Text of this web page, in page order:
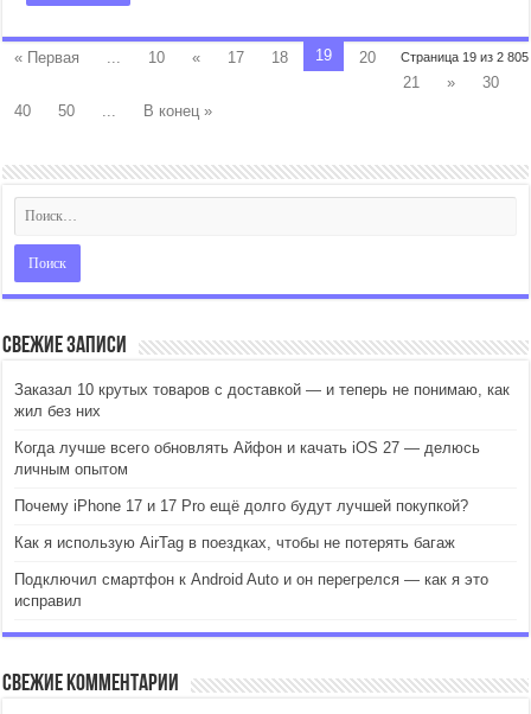
Страница 19 из 2 805
« Первая ... 10 « 17 18 19
20
21
»
30
40
50 ... В конец »
Свежие записи
Заказал 10 крутых товаров с доставкой — и теперь не понимаю, как
жил без них
Когда лучше всего обновлять Айфон и качать iOS 27 — делюсь
личным опытом
Почему iPhone 17 и 17 Pro ещё долго будут лучшей покупкой?
Как я использую AirTag в поездках, чтобы не потерять багаж
Подключил смартфон к Android Auto и он перегрелся — как я это
исправил
Свежие комментарии